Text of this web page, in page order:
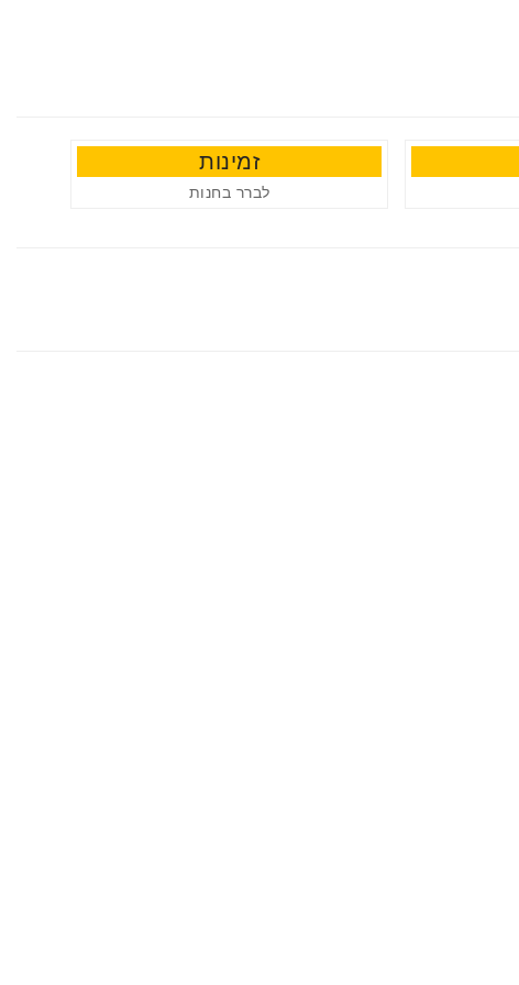
זמינות
לברר בחנות